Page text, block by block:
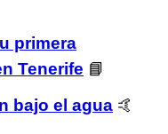
primera
Tenerife 📘
bajo el agua 🤙